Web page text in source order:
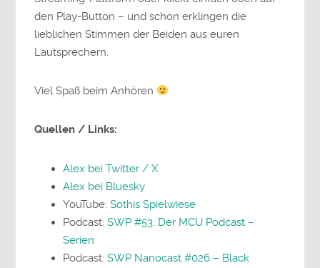
den Play-Button – undschonerklingendie
lieblichenStimmen der Beidenauseuren
Lautsprechern.
Viel Spaß beim Anhören
Quellen / Links:
Alex bei Twitter / X
Alex bei Bluesky
YouTube:Sothis Spielwiese
Podcast:SWP #53: Der MCU Podcast –
Serien
Podcast:SWP Nanocast #026 – Black